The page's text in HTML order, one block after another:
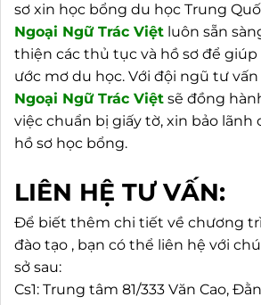
sơ xin học bổng du học Trung
Ngoại Ngữ Trác Việt luôn sẵn
thiện các thủ tục và hồ sơ để
ước mơ du học. Với đội ngũ tư
Ngoại Ngữ Trác Việt sẽ đồng
việc chuẩn bị giấy tờ, xin bảo lãnh
hồ sơ học bổng.
LIÊN HỆ TƯ VẤN:
Để biết thêm chi tiết về chương
đào tạo , bạn có thể liên hệ với
sở sau:
Cs1: Trung tâm 81/333 Văn Cao,